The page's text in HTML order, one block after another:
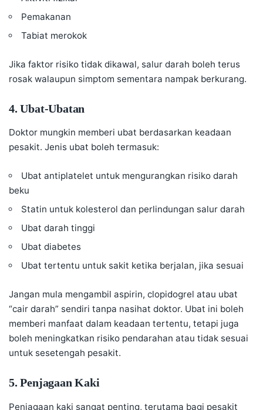
Pemakanan
Tabiat merokok
Jika faktor risiko tidak dikawal, salur darah boleh terus
rosak walaupun simptom sementara nampak berkurang.
4. Ubat-Ubatan
Doktor mungkin memberi ubat berdasarkan keadaan
pesakit. Jenis ubat boleh termasuk:
Ubat antiplatelet untuk mengurangkan risiko darah
beku
Statin untuk kolesterol dan perlindungan salur darah
Ubat darah tinggi
Ubat diabetes
Ubat tertentu untuk sakit ketika berjalan, jika sesuai
Jangan mula mengambil aspirin, clopidogrel atau ubat
“cair darah” sendiri tanpa nasihat doktor. Ubat ini boleh
memberi manfaat dalam keadaan tertentu, tetapi juga
boleh meningkatkan risiko pendarahan atau tidak sesuai
untuk sesetengah pesakit.
5. Penjagaan Kaki
Penjagaan kaki sangat penting, terutama bagi pesakit